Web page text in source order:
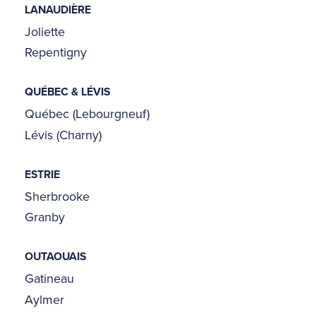
LANAUDIÈRE
Joliette
Repentigny
QUÉBEC & LÉVIS
Québec (Lebourgneuf)
Lévis (Charny)
ESTRIE
Sherbrooke
Granby
OUTAOUAIS
Gatineau
Aylmer